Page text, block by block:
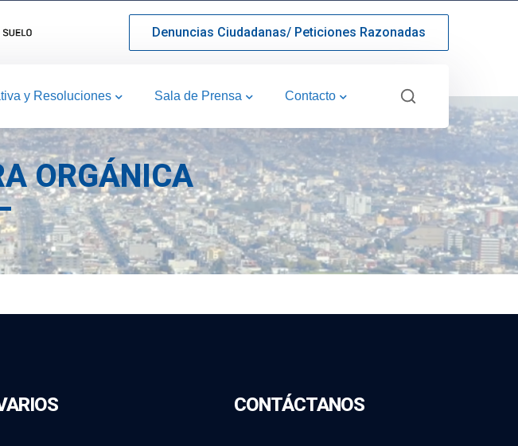
Denuncias Ciudadanas/ Peticiones Razonadas
y Resoluciones Sala de Prensa Contacto
ORGÁNICA
CONTÁCTANOS